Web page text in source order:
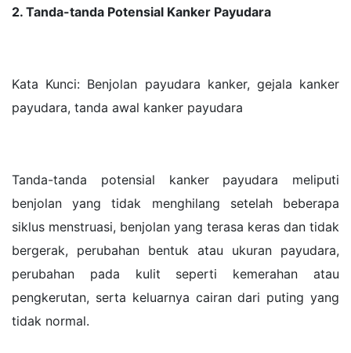
2. Tanda-tanda Potensial Kanker Payudara
Kata Kunci: Benjolan payudara kanker, gejala kanker
payudara, tanda awal kanker payudara
Tanda-tanda potensial kanker payudara meliputi
benjolan yang tidak menghilang setelah beberapa
siklus menstruasi, benjolan yang terasa keras dan tidak
bergerak, perubahan bentuk atau ukuran payudara,
perubahan pada kulit seperti kemerahan atau
pengkerutan, serta keluarnya cairan dari puting yang
tidak normal.